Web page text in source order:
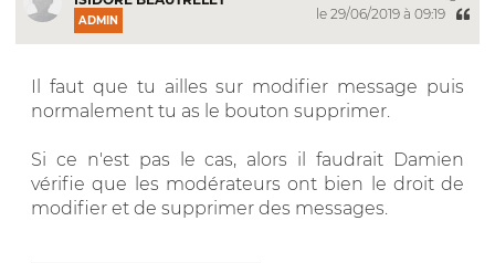
ADMIN
le 29/06/2019 à 09:19
Il faut que tu ailles sur modifier message puis
normalement tu as le bouton supprimer.
Si ce n'est pas le cas, alors il faudrait Damien
vérifie que les modérateurs ont bien le droit de
modifier et de supprimer des messages.